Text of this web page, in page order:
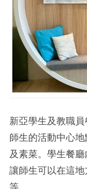
新亞學生及教職
師生的活動中心
及素菜。學生餐
讓師生可以在這
等。